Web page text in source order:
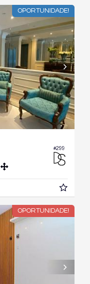
OPORTUNIDADE!
#299
OPORTUNIDADE!